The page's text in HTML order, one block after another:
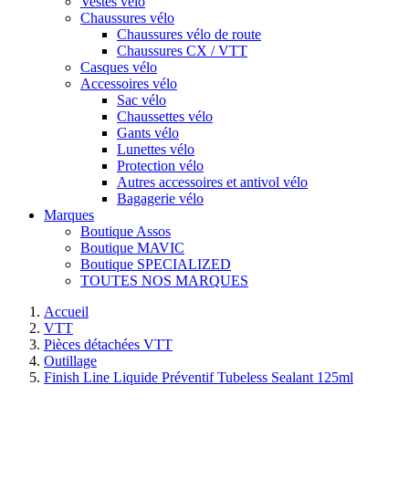
Chaussures vélo
Chaussures vélo de route
Chaussures CX / VTT
Casques vélo
Accessoires vélo
Sac vélo
Chaussettes vélo
Gants vélo
Lunettes vélo
Protection vélo
Autres accessoires et antivol vélo
Bagagerie vélo
Marques
Boutique Assos
Boutique MAVIC
Boutique SPECIALIZED
TOUTES NOS MARQUES
Accueil
VTT
Pièces détachées VTT
Outillage
Finish Line Liquide Préventif Tubeless Sealant 125ml